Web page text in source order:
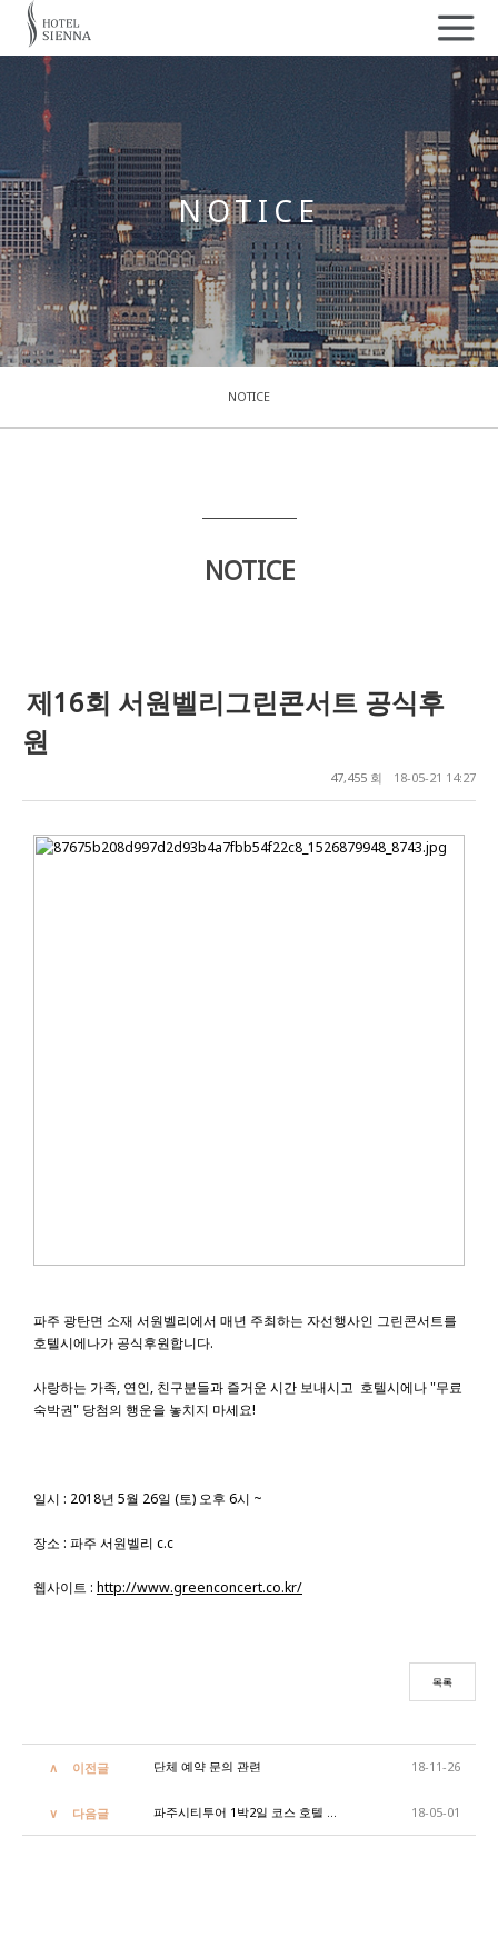
NOTICE
NOTICE
NOTICE
제16회 서원벨리그린콘서트 공식후
원
47,455 회 18-05-21 14:27
파주 광탄면 소재 서원벨리에서 매년 주최하는 자선행사인 그린콘서트를
호텔시에나가 공식후원합니다.
사랑하는 가족, 연인, 친구분들과 즐거운 시간 보내시고 호텔시에나 "무료
숙박권" 당첨의 행운을 놓치지 마세요!
일시 : 2018년 5월 26일 (토) 오후 6시 ~
장소 : 파주 서원벨리 c.c
웹사이트 : http://www.greenconcert.co.kr/
목록
이전글 단체 예약 문의 관련 18-11-26
다음글 파주시티투어 1박2일 코스 호텔 선정 18-05-01